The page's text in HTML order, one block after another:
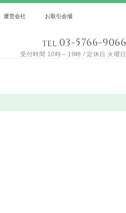
運営会社
お取引会場
TEL.03-5766-9066
受付時間 10時～19時 / 定休日 火曜日